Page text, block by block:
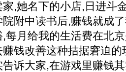
家,她名下的小店,日进
附中读书后,赚钱就成
每月给我的生活费在北
钱改善这种拮据窘迫
诉大家,在游戏里赚钱